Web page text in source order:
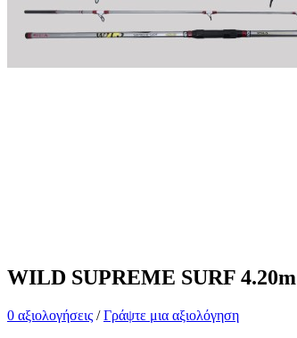
WILD SUPREME SURF 4.20m
0 αξιολογήσεις /Γράψτε μια αξιολόγηση